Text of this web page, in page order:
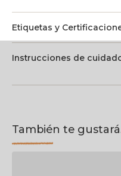
Etiquetas y
Instrucciones de
También te